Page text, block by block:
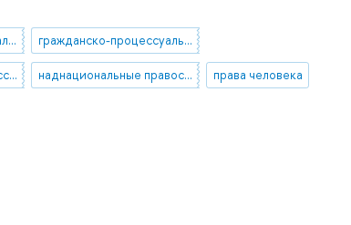
гражданское процессуальное право гражданско-процессуальное право отдельных стран
международное процессуальное право наднациональные правосудие права человека